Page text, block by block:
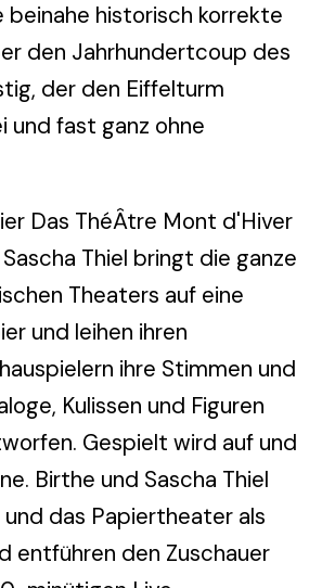
beinahe historisch korrekte
den Jahrhundertcoup des
der den Eiffelturm
und fast ganz ohne
Das ThéÂtre Mont d'Hiver
Thiel bringt die ganze
Theaters auf eine
und leihen ihren
ihre Stimmen und
Kulissen und Figuren
Gespielt wird auf und
Birthe und Sascha Thiel
das Papiertheater als
entführen den Zuschauer